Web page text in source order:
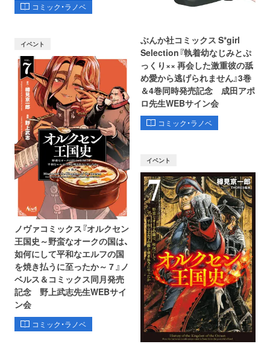
コミック・ラノベ
ぶんか社コミックス S*girl
Selection『執着幼なじみとぷ
っくり×× 再会した激重彼の舐
め愛から逃げられません』3巻
＆4巻同時発売記念 成田アポ
ロ先生WEBサイン会
コミック・ラノベ
イベント
ノヴァコミックス『オルクセン
王国史～野蛮なオークの国は、
如何にして平和なエルフの国
を焼き払うに至ったか～ 7 』ノ
ベルス＆コミックス同月発売
記念 野上武志先生WEBサイ
ン会
コミック・ラノベ
イベント